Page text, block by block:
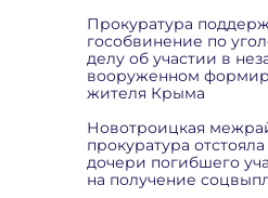
Прокуратура
гособвинение по
делу об участии в
вооруженном
жителя Крыма
Новотроицкая
прокуратура
дочери погибшего
на получение